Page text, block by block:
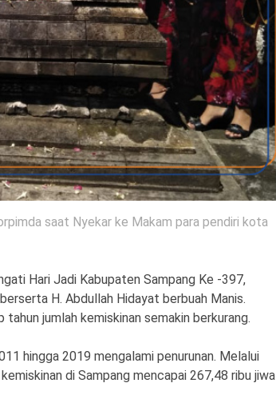
saat Nyekar ke Makam para pendiri kota
Hari Jadi Kabupaten Sampang Ke -397,
H. Abdullah Hidayat berbuah Manis.
jumlah kemiskinan semakin berkurang.
hingga 2019 mengalami penurunan. Melalui
di Sampang mencapai 267,48 ribu jiwa